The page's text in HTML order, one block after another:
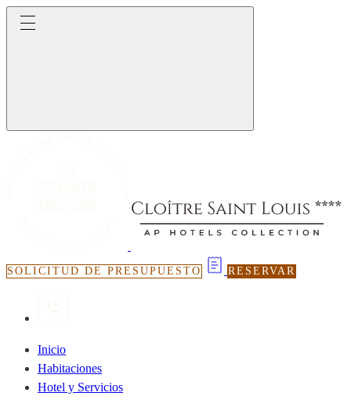
SOLICITUD DE PRESUPUESTO RESERVAR
Inicio
Habitaciones
Hotel y Servicios